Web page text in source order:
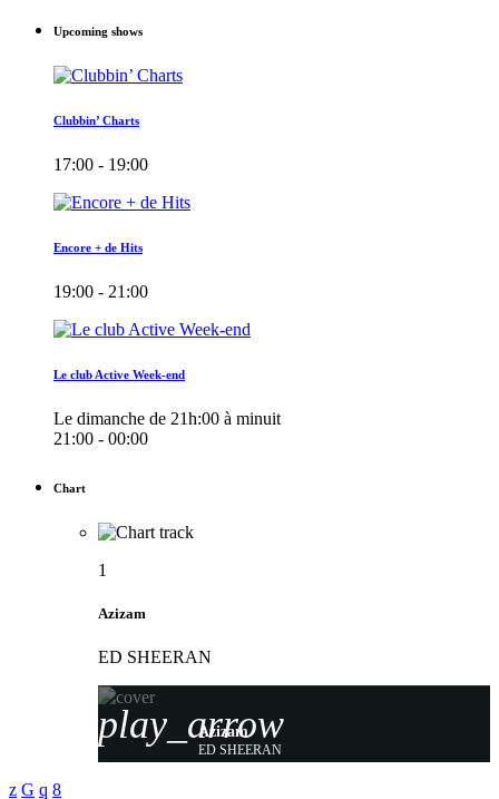
Upcoming shows
Clubbin’ Charts
17:00 - 19:00
Encore + de Hits
19:00 - 21:00
Le club Active Week-end
Le dimanche de 21h:00 à minuit
21:00 - 00:00
Chart
1
Azizam
ED SHEERAN
play_arrow
Azizam
ED SHEERAN